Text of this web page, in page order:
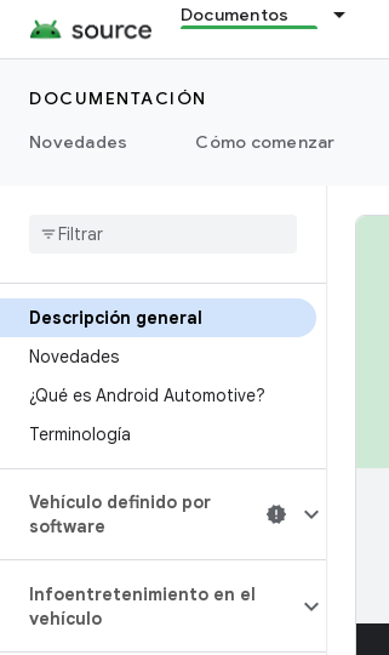
Documentos
DOCUMENTACIÓN
Novedades
Cómo comenzar
Descripción general
Novedades
¿Qué es Android Automotive?
Terminología
Vehículo definido por
software
Infoentretenimiento en el
vehículo